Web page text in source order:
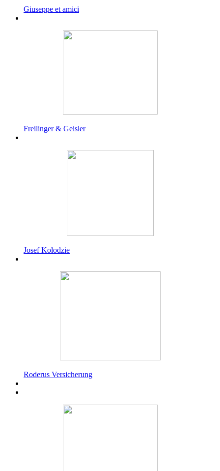
Giuseppe et amici
Freilinger & Geisler
Josef Kolodzie
Roderus Versicherung